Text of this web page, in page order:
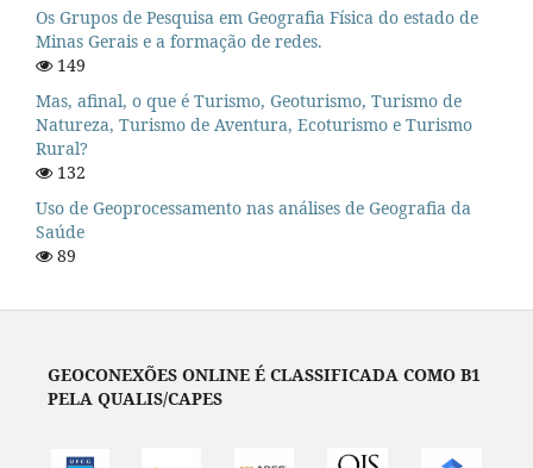
Os Grupos de Pesquisa em Geografia Física do estado de
Minas Gerais e a formação de redes.
149
Mas, afinal, o que é Turismo, Geoturismo, Turismo de
Natureza, Turismo de Aventura, Ecoturismo e Turismo
Rural?
132
Uso de Geoprocessamento nas análises de Geografia da
Saúde
89
GEOCONEXÕES ONLINE É CLASSIFICADA COMO B1
PELA QUALIS/CAPES